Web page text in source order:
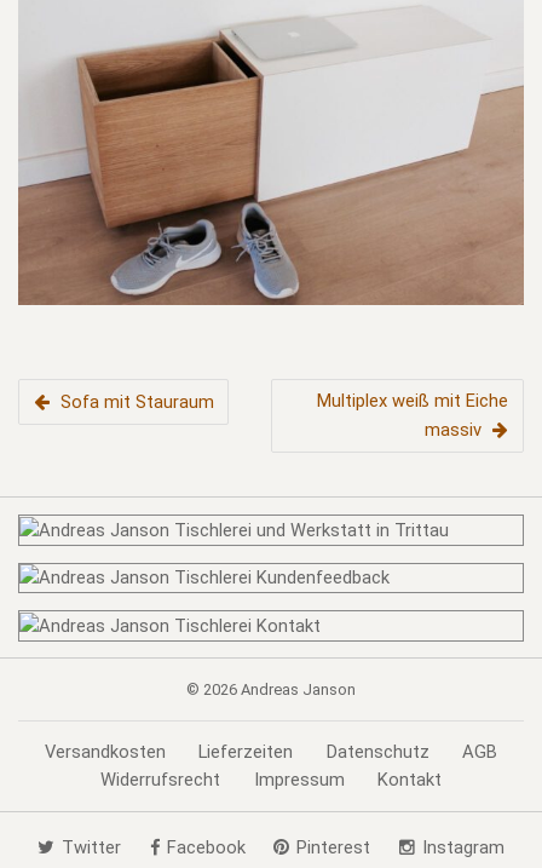
BEITRAGSNAVIGATIONSofa mit Stauraum
Multiplex weiß mit Eiche
massiv
© 2026 Andreas Janson
Versandkosten Lieferzeiten Datenschutz
AGB
Widerrufsrecht
Impressum Kontakt
Twitter Facebook Pinterest Instagram